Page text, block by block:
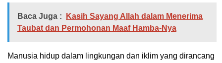
Baca Juga :
Kasih Sayang Allah dalam Menerima
Taubat dan Permohonan Maaf Hamba-Nya
Manusia hidup dalam lingkungan dan iklim yang dirancang